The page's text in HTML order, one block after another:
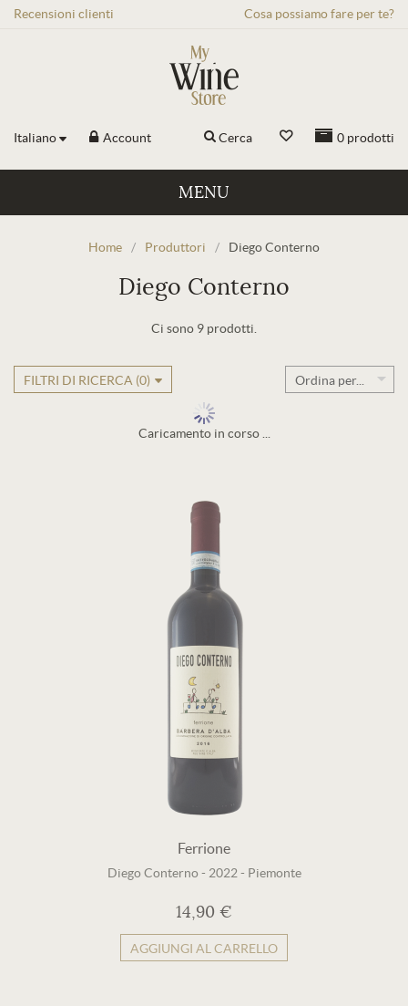
Recensioni clienti Cosa possiamo fare per te?
Italiano Account 0 prodotti
Cerca
MENU
Home / Produttori / Diego Conterno
Diego Conterno
Ci sono 9 prodotti.
FILTRI DI RICERCA (0) Ordina per...
Caricamento in corso ...
Ferrione
Diego Conterno - 2022 - Piemonte
14,90 €
AGGIUNGI AL CARRELLO